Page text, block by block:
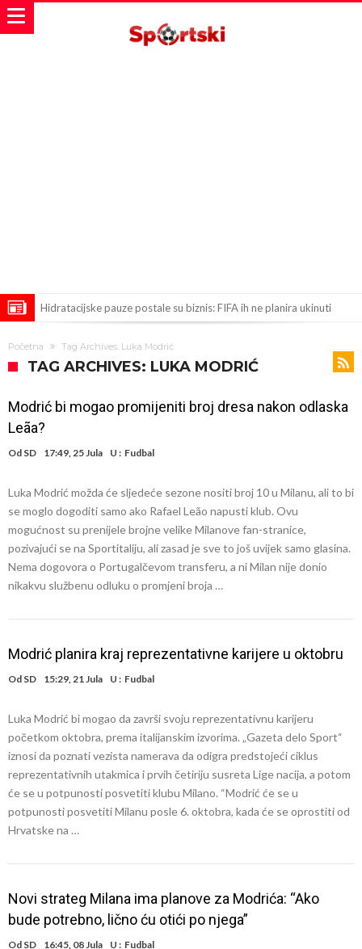
Hidratacijske pauze postale su biznis: FIFA ih ne planira ukinuti
Atletika?!
Ovo se Novaku nikad nije dešavalo: Sinner i Alcaraz odustaju, a
novac od UEFA
Mourinho uvodi strogu disciplinu u Real Madrid. Ovo su tri nova
zatvora
Jake Paul kreće u rušenje UFC-a
Mudrik se vratio na teren nakon više od 600 dana. Odmah ide na
posudbu?
Real Madrid odlučio: Endrick ide u Premier ligu!
Početna Tag Archives: Luka Modrić
TAG ARCHIVES: LUKA MODRIĆ
Modrić bi mogao promijeniti broj dresa nakon odlaska
Leãa?
Od SD 17:49, 25 Jula U : Fudbal
Luka Modrić možda će sljedeće sezone nositi broj 10 u Milanu, ali to bi
se moglo dogoditi samo ako Rafael Leão napusti klub. Ovu
mogućnost su prenijele brojne velike Milanove fan-stranice,
pozivajući se na Sportitaliju, ali zasad je sve to još uvijek samo glasina.
Nema dogovora o Portugalčevom transferu, a ni Milan nije donio
nikakvu službenu odluku o promjeni broja …
Modrić planira kraj reprezentativne karijere u oktobru
Od SD 15:29, 21 Jula U : Fudbal
Luka Modrić bi mogao da završi svoju reprezentativnu karijeru
početkom oktobra, prema italijanskim izvorima. „Gazeta delo Sport“
iznosi da poznati vezista namerava da odigra predstojeći ciklus
reprezentativnih utakmica i prvih četiriju susreta Lige nacija, a potom
će se u potpunosti posvetiti klubu Milano. “Modrić će se u
potpunosti posvetiti Milanu posle 6. oktobra, kada će se oprostiti od
Hrvatske na …
Novi strateg Milana ima planove za Modrića: “Ako
bude potrebno, lično ću otići po njega”
Od SD 16:45, 08 Jula U : Fudbal